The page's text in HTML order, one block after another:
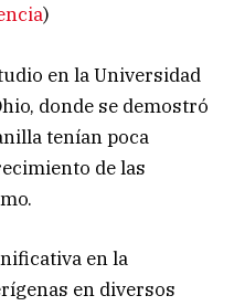
)
en la Universidad
donde se demostró
tenían poca
de las
en la
en diversos